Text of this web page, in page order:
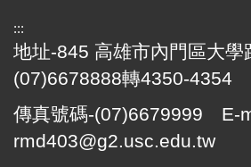
:::
地址-845 高雄市內門區大
(07)6678888轉4350-4354
傳真號碼-(07)6679999 E-
rmd403@g2.usc.edu.tw